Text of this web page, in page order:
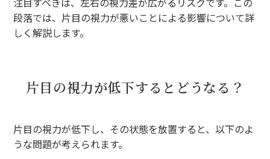
段落では、片目の視力が悪いことによる影響について詳
しく解説します。
片目の視力が低下するとどうなる？
片目の視力が低下し、その状態を放置すると、以下のよ
うな問題が考えられます。